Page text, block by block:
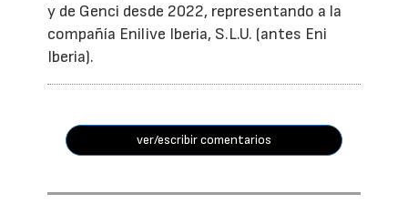
y de Genci desde 2022, representando a la
compañía Enilive Iberia, S.L.U. (antes Eni
Iberia).
ver/escribir comentarios